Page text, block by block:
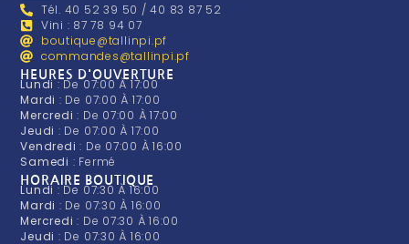
Tél. 40 52 39 50 / 40 83 87 52
Vini : 87 78 94 07
boutique@tallinpi.pf
commandes@tallinpi.pf
HEURES D'OUVERTURE
Lundi: De 07:00 À 17:00
Mardi : De 07:00 À 17:00
Mercredi: De 07:00 À 17:00
Jeudi : De 07:00 À 17:00
Vendredi: De 07:00 À 16:00
Samedi : Fermé
HORAIRE BOUTIQUE
Lundi : De 07:30 À 16:00
Mardi : De 07:30 À 16:00
Mercredi: De 07:30 À 16:00
Jeudi : De 07:30 À 16:00